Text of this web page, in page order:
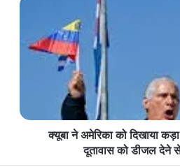
क्यूबा ने अमेरिका को दिखाया
दूतावास को डीजल देने